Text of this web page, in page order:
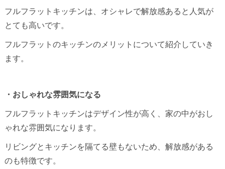
フルフラットキッチンは、オシャレで解放感あると人気が
とても高いです。
フルフラットのキッチンのメリットについて紹介していき
ます。
・おしゃれな雰囲気になる
フルフラットキッチンはデザイン性が高く、家の中がおし
ゃれな雰囲気になります。
リビングとキッチンを隔てる壁もないため、解放感がある
のも特徴です。